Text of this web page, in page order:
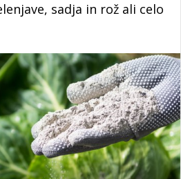
sadja in rož ali celo